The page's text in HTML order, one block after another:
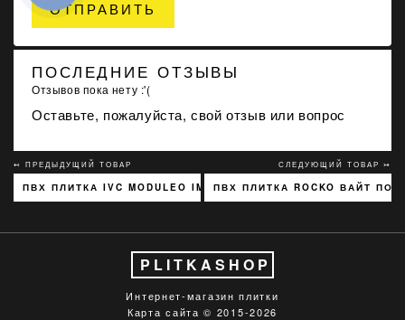
ОТПРАВИТЬ
ПОСЛЕДНИЕ ОТЗЫВЫ
Отзывов пока нету :'(
Оставьте, пожалуйста, свой отзыв или вопрос
↢ ПРЕДЫДУЩИЙ ТОВАР
ПВХ ПЛИТКА IVC MODULEO IMPRESS BOHEMIAN
СЛЕДУЮЩИЙ ТОВАР ↣
ПВХ ПЛИТКА ROCKO ВАЙТ
PLITKASHOP
Интернет-магазин плитки
Карта сайта © 2015-2026